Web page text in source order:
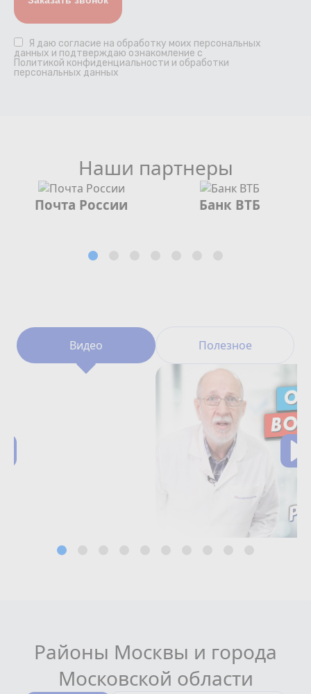
Я даю согласие на обработку моих персональных
данных и подтверждаю ознакомление с
Политикой конфиденциальности и обработки
персональных данных
Наши партнеры
Почта России Банк ВТБ
Видео Полезное
Районы Москвы и города
Московской области